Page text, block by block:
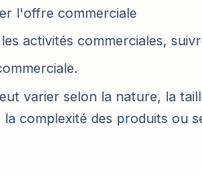
l'offre commerciale
activités commerciales,
varier selon la nature, la
complexité des produits ou